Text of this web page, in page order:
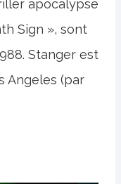
apocalypse
Sign », sont
Stanger est
Angeles (par